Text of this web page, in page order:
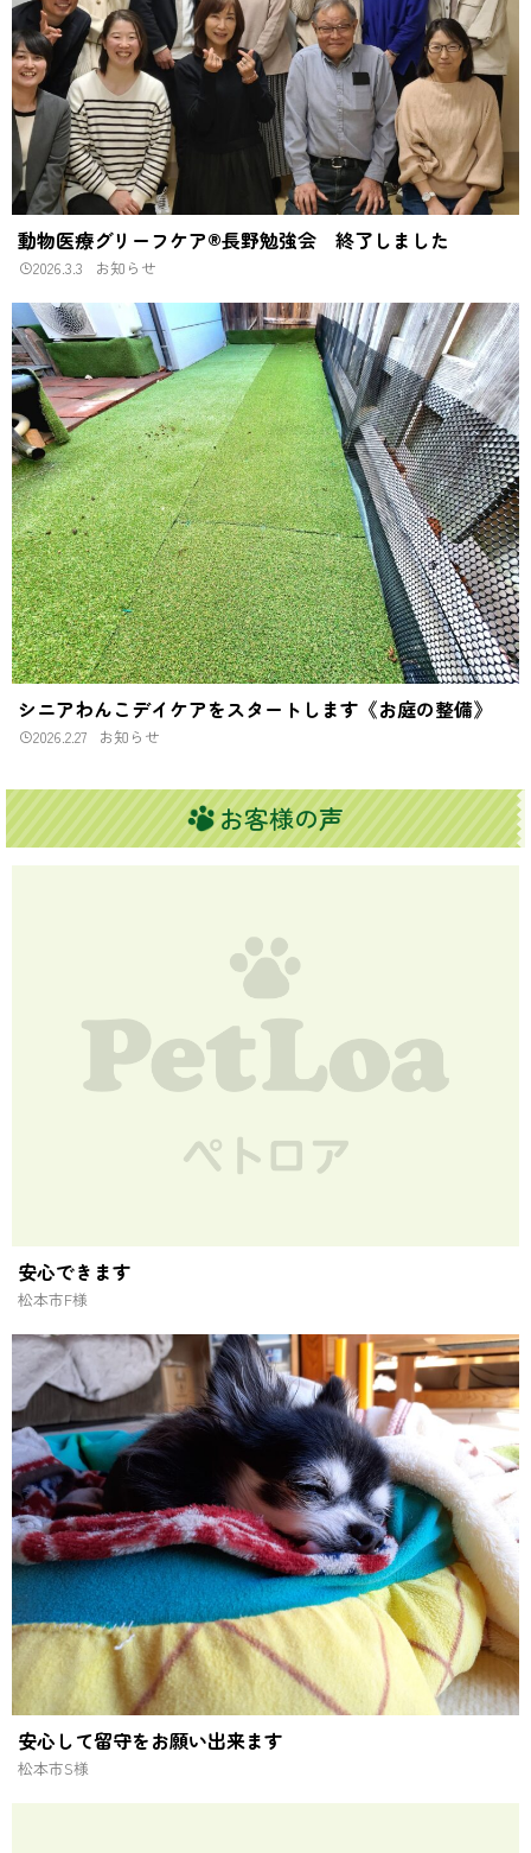
動物医療グリーフケア®長野勉強会 終了しました
2026.3.3 お知らせ
シニアわんこデイケアをスタートします《お庭の整備》
2026.2.27 お知らせ
お客様の声
安心できます
松本市F様
安心して留守をお願い出来ます
松本市S様